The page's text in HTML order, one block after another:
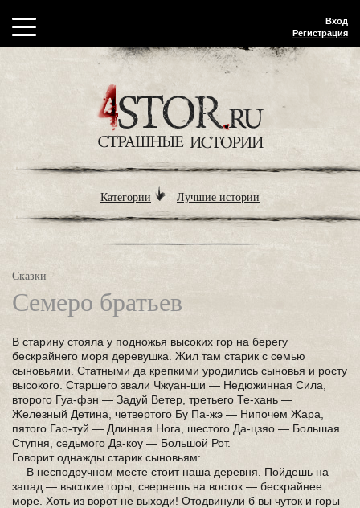
Вход
Регистрация
Категории Лучшие истории
Сказки
Семеро братьев
В старину стояла у подножья высоких гор на берегу
бескрайнего моря деревушка. Жил там старик с семью
сыновьями. Статными да крепкими уродились сыновья и росту
высокого. Старшего звали Чжуан-ши — Недюжинная Сила,
второго Гуа-фэн — Задуй Ветер, третьего Те-хань —
Железный Детина, четвертого Бу Па-жэ — Нипочем Жара,
пятого Гао-туй — Длинная Нога, шестого Да-цзяо — Большая
Ступня, седьмого Да-коу — Большой Рот.
Говорит однажды старик сыновьям:
— В несподручном месте стоит наша деревня. Пойдешь на
запад — высокие горы, свернешь на восток — бескрайнее
море. Хоть из ворот не выходи! Отодвинули б вы чуток и горы